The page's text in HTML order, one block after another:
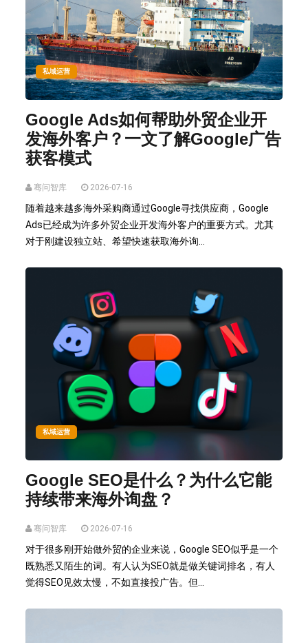
私域运营
Google Ads如何帮助外贸企业开
发海外客户？一文了解Google广告
获客模式
骞问智库 2026-07-16
随着越来越多海外采购商通过Google寻找供应商，Google
Ads已经成为许多外贸企业开发海外客户的重要方式。尤其
对于刚建设独立站、希望快速获取海外询...
私域运营
Google SEO是什么？为什么它能
持续带来海外询盘？
骞问智库 2026-07-16
对于很多刚开始做外贸的企业来说，Google SEO似乎是一个
既熟悉又陌生的词。有人认为SEO就是做关键词排名，有人
觉得SEO见效太慢，不如直接投广告。但...